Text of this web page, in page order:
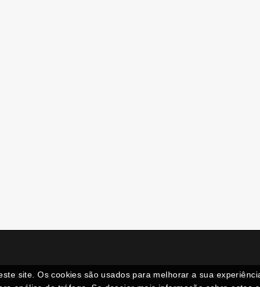
Quem Somos Politica de Privacidade RAL
site. Os cookies são usados para melhorar a sua